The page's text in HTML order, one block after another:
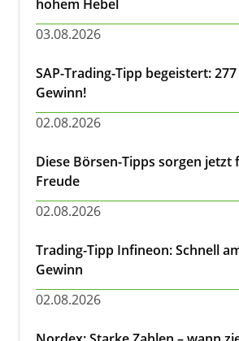
hohem Hebel
03.08.2026
SAP-Trading-Tipp begeistert:
Gewinn!
02.08.2026
Diese Börsen-Tipps sorgen jetzt
Freude
02.08.2026
Trading-Tipp Infineon: Schnell
Gewinn
02.08.2026